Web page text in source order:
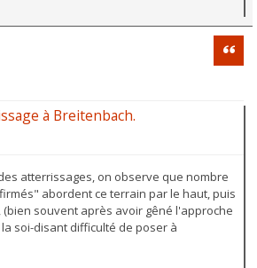
à Breitenbach.
atterrissages, on observe que nombre
abordent ce terrain par le haut, puis
souvent après avoir gêné l'approche
soi-disant difficulté de poser à